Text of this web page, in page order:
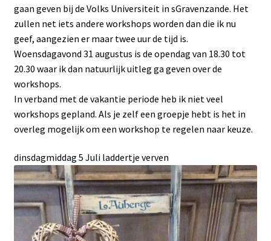
gaan geven bij de Volks Universiteit in sGravenzande. Het
zullen net iets andere workshops worden dan die ik nu
geef, aangezien er maar twee uur de tijd is.
Woensdagavond 31 augustus is de opendag van 18.30 tot
20.30 waar ik dan natuurlijk uitleg ga geven over de
workshops.
In verband met de vakantie periode heb ik niet veel
workshops gepland. Als je zelf een groepje hebt is het in
overleg mogelijk om een workshop te regelen naar keuze.
dinsdagmiddag 5 Juli laddertje verven